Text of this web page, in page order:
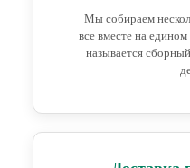
Мы собираем
все вместе на
называется